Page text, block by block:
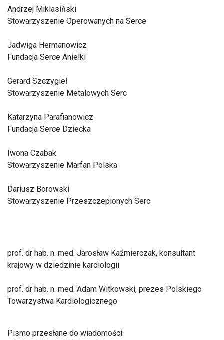
Andrzej Miklasiński
Stowarzyszenie Operowanych na Serce
Jadwiga Hermanowicz
Fundacja Serce Anielki
Gerard Szczygieł
Stowarzyszenie Metalowych Serc
Katarzyna Parafianowicz
Fundacja Serce Dziecka
Iwona Czabak
Stowarzyszenie Marfan Polska
Dariusz Borowski
Stowarzyszenie Przeszczepionych Serc
prof. dr hab. n. med. Jarosław Kaźmierczak, konsultant
krajowy w dziedzinie kardiologii
prof. dr hab. n. med. Adam Witkowski, prezes Polskiego
Towarzystwa Kardiologicznego
Pismo przesłane do wiadomości: